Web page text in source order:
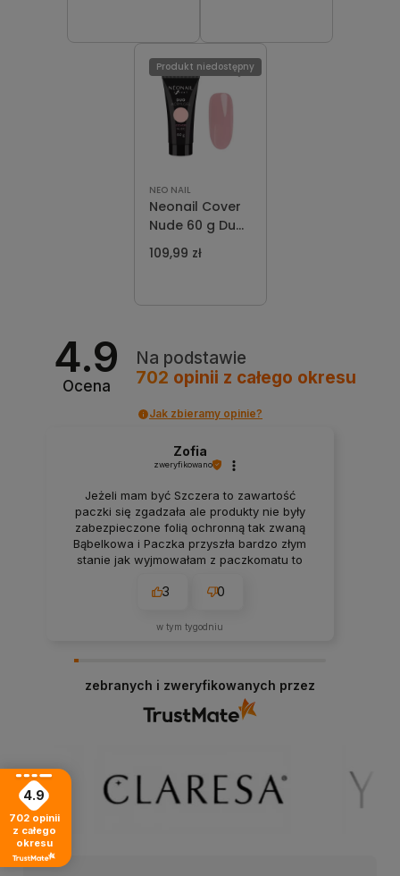
NEO NAIL
Neonail Cover
Nude 60 g Duo
Acrylgel
109,99 zł
Produkt niedostępny
4.9
Ocena
Na podstawie
702 opinii z całego okresu
Jak zbieramy opinie?
Zofia
zweryfikowano
Jeżeli mam być Szczera to zawartość
paczki się zgadzała ale produkty nie były
zabezpieczone folią ochronną tak zwaną
Bąbelkowa i Paczka przyszła bardzo złym
stanie jak wyjmowałam z paczkomatu to
rozważałam to czy bym zamówiła drugi raz
3 0
w tym tygodniu
zebranych i zweryfikowanych przez
4.9
702 opinii
z całego
okresu